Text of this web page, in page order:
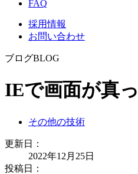
FAQ
採用情報
お問い合わせ
ブログBLOG
IEで画面が真
その他の技術
更新日：
2022年12月25日
投稿日：